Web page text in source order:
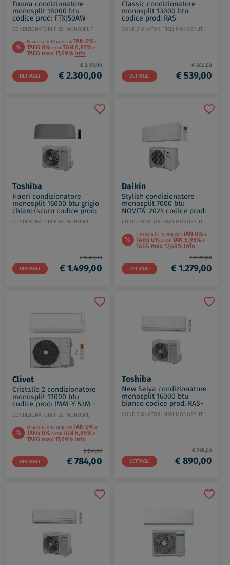
Emura condizionatore
monosplit 18000 btu
codice prod: FTXJ50AW
RXJ50A9
CONDIZIONATORI FISSI MONOSPLIT
% Finanzia in 10 rate conTAN 0%e
TAEG 0%o conTAN 6,95%e
TAEG max 17,69%Info
DETTAGLI
€ 3.199,00
€ 2.300,00
Classic condizionatore
monosplit 13000 btu
codice prod: RAS-
B13B2KVG-E1 RAS-13B2AVG-
E
CONDIZIONATORI FISSI MONOSPLIT
DETTAGLI
€ 600,00
€ 539,00
Toshiba
Haori condizionatore
monosplit 16000 btu grigio
chiaro/scuro codice prod:
RAS-B16N4KVRG-E RAS-
16J2AVSG-E
CONDIZIONATORI FISSI MONOSPLIT
DETTAGLI
€ 1.669,00
€ 1.499,00
Daikin
Stylish condizionatore
monosplit 7000 btu
NOVITA' 2025 codice prod:
FTXA20CW RXA20A9
CONDIZIONATORI FISSI MONOSPLIT
% Finanzia in 10 rate conTAN 0%e
TAEG 0%o conTAN 6,95%e
TAEG max 17,69%Info
DETTAGLI
€ 1.399,00
€ 1.279,00
Clivet
Cristallo 2 condizionatore
monosplit 12000 btu
codice prod: IMA1-Y 53M +
MMA1-Y 53M
CONDIZIONATORI FISSI MONOSPLIT
% Finanzia in 10 rate conTAN 0%e
TAEG 0%o conTAN 6,95%e
TAEG max 17,69%Info
DETTAGLI
€ 847,00
€ 784,00
Toshiba
New Seiya condizionatore
monosplit 16000 btu
bianco codice prod: RAS-
B16E2KVG-E RAS-16E2AVG-E
CONDIZIONATORI FISSI MONOSPLIT
DETTAGLI
€ 998,00
€ 890,00